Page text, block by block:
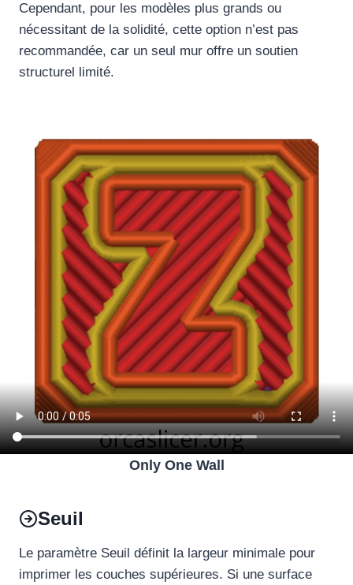
Cependant, pour les modèles plus grands ou
nécessitant de la solidité, cette option n’est pas
recommandée, car un seul mur offre un soutien
structurel limité.
Only One Wall
Seuil
Le paramètre Seuil définit la largeur minimale pour
imprimer les couches supérieures. Si une surface